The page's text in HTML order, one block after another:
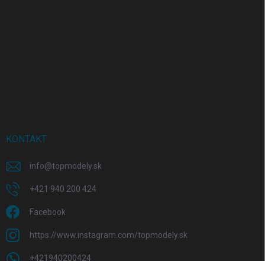
KONTAKT
info@topmodely.sk
+421 940 200 424
Facebook
https://www.instagram.com/topmodely.sk
+421940200424